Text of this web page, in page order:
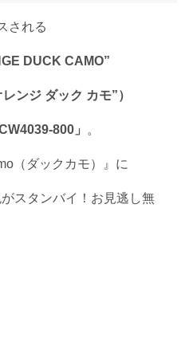
される
DUCK CAMO”
ンジ ダック カモ”）
800」 。
（ダックカモ）』に
スタンバイ！お見逃し無